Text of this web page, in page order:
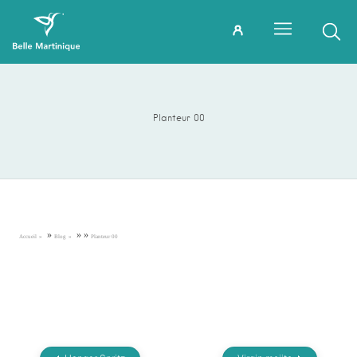
Planteur 00
Accueil » Blog » » Planteur 00